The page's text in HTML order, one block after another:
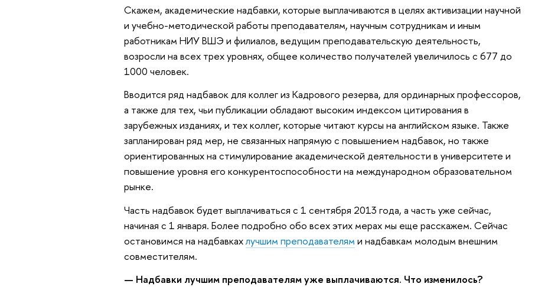
Скажем, академические надбавки, которые выплачиваются в целях активизации научной
и учебно-методической работы преподавателям, научным сотрудникам и иным
работникам НИУ ВШЭ и филиалов, ведущим преподавательскую деятельность,
возросли на всех трех уровнях, общее количество получателей увеличилось с 677 до
1000 человек.
Вводится ряд надбавок для коллег из Кадрового резерва, для ординарных профессоров,
а также для тех, чьи публикации обладают высоким индексом цитирования в
зарубежных изданиях, и тех коллег, которые читают курсы на английском языке. Также
запланирован ряд мер, не связанных напрямую с повышением надбавок, но также
ориентированных на стимулирование академической деятельности в университете и
повышение уровня его конкурентоспособности на международном образовательном
рынке.
Часть надбавок будет выплачиваться с 1 сентября 2013 года, а часть уже сейчас,
начиная с 1 января. Более подробно обо всех этих мерах мы еще расскажем. Сейчас
остановимся на надбавкахлучшим преподавателям и надбавкам молодым внешним
совместителям.
— Надбавки лучшим преподавателям уже выплачиваются. Что изменилось?